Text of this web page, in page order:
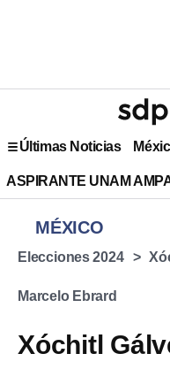
Últimas Noticias
ASPIRANTE UNAM
MÉXICO
Elecciones 2024
Marcelo Ebrard
Xóchitl